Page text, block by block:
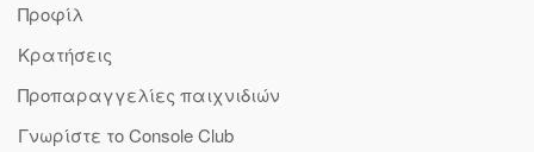
Προφίλ
Κρατήσεις
Προπαραγγελίες παιχνιδιών
Γνωρίστε το Console Club